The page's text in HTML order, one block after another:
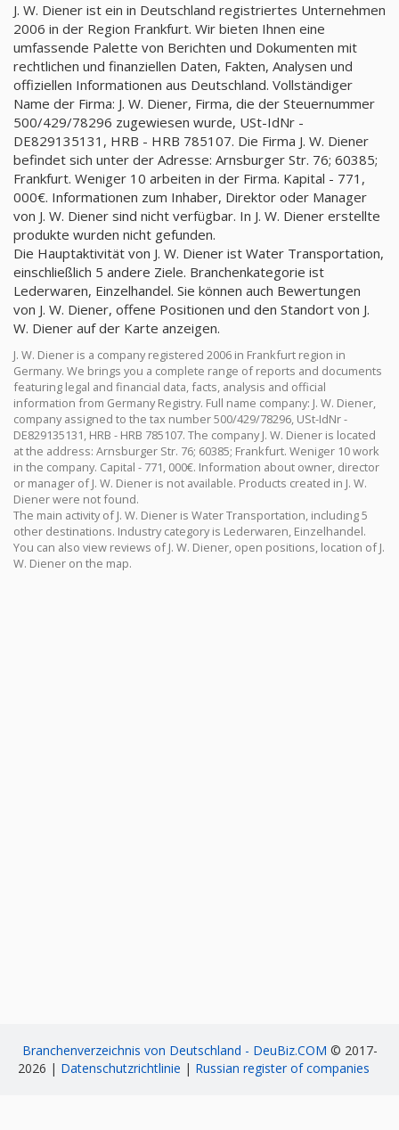
J. W. Diener ist ein in Deutschland registriertes Unternehmen
2006 in der Region Frankfurt. Wir bieten Ihnen eine
umfassende Palette von Berichten und Dokumenten mit
rechtlichen und finanziellen Daten, Fakten, Analysen und
offiziellen Informationen aus Deutschland. Vollständiger
Name der Firma: J. W. Diener, Firma, die der Steuernummer
500/429/78296 zugewiesen wurde, USt-IdNr -
DE829135131, HRB - HRB 785107. Die Firma J. W. Diener
befindet sich unter der Adresse: Arnsburger Str. 76; 60385;
Frankfurt. Weniger 10 arbeiten in der Firma. Kapital - 771,
000€. Informationen zum Inhaber, Direktor oder Manager
von J. W. Diener sind nicht verfügbar. In J. W. Diener erstellte
produkte wurden nicht gefunden.
Die Hauptaktivität von J. W. Diener ist Water Transportation,
einschließlich 5 andere Ziele. Branchenkategorie ist
Lederwaren, Einzelhandel. Sie können auch Bewertungen
von J. W. Diener, offene Positionen und den Standort von J.
W. Diener auf der Karte anzeigen.
J. W. Diener is a company registered 2006 in Frankfurt region in
Germany. We brings you a complete range of reports and documents
featuring legal and financial data, facts, analysis and official
information from Germany Registry. Full name company: J. W. Diener,
company assigned to the tax number 500/429/78296, USt-IdNr -
DE829135131, HRB - HRB 785107. The company J. W. Diener is located
at the address: Arnsburger Str. 76; 60385; Frankfurt. Weniger 10 work
in the company. Capital - 771, 000€. Information about owner, director
or manager of J. W. Diener is not available. Products created in J. W.
Diener were not found.
The main activity of J. W. Diener is Water Transportation, including 5
other destinations. Industry category is Lederwaren, Einzelhandel.
You can also view reviews of J. W. Diener, open positions, location of J.
W. Diener on the map.
Branchenverzeichnis von Deutschland - DeuBiz.COM © 2017-
2026 | Datenschutzrichtlinie | Russian register of companies